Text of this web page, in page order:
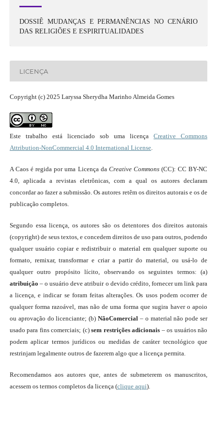
DOSSIÊ MUDANÇAS E PERMANÊNCIAS NO CENÁRIO
DAS RELIGIÕES E ESPIRITUALIDADES
LICENÇA
Copyright (c) 2025 Laryssa Sherydha Marinho Almeida Gomes
Este trabalho está licenciado sob uma licençaCreative Commons
Attribution-NonCommercial 4.0 International License.
A Caos é regida por uma Licença da Creative Commons(CC): CC BY-NC
4.0, aplicada a revistas eletrônicas, com a qual os autores declaram
concordar ao fazer a submissão. Os autores retêm os direitos autorais e os de
publicação completos.
Segundo essa licença, os autores são os detentores dos direitos autorais
(copyright) de seus textos, e concedem direitos de uso para outros, podendo
qualquer usuário copiar e redistribuir o material em qualquer suporte ou
formato, remixar, transformar e criar a partir do material, ou usá-lo de
qualquer outro propósito lícito, observando os seguintes termos: (a)
atribuição – o usuário deve atribuir o devido crédito, fornecer um link para
a licença, e indicar se foram feitas alterações. Os usos podem ocorrer de
qualquer forma razoável, mas não de uma forma que sugira haver o apoio
ou aprovação do licenciante; (b)NãoComercial – o material não pode ser
usado para fins comerciais; (c)sem restrições adicionais – os usuários não
podem aplicar termos jurídicos ou medidas de caráter tecnológico que
restrinjam legalmente outros de fazerem algo que a licença permita.
Recomendamos aos autores que, antes de submeterem os manuscritos,
acessem os termos completos da licença (clique aqui).